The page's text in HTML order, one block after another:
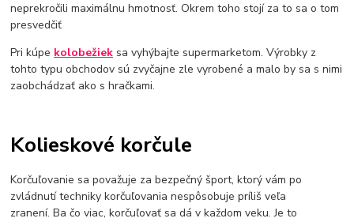
neprekročili maximálnu hmotnosť. Okrem toho stojí za to sa o tom
presvedčiť
Pri kúpe kolobežiek sa vyhýbajte supermarketom. Výrobky z
tohto typu obchodov sú zvyčajne zle vyrobené a malo by sa s nimi
zaobchádzať ako s hračkami.
Kolieskové korčule
Korčuľovanie sa považuje za bezpečný šport, ktorý vám po
zvládnutí techniky korčuľovania nespôsobuje príliš veľa
zranení. Ba čo viac, korčuľovať sa dá v každom veku. Je to